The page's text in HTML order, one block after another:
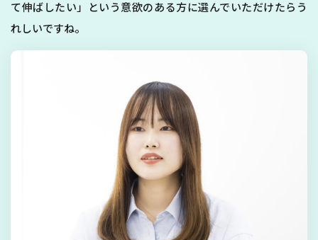
て伸ばしたい」という意欲のある方に選んでいただけたらう
れしいですね。